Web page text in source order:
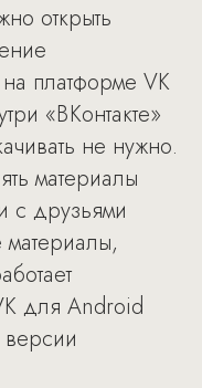
открыть
платформе VK
«ВКонтакте»
не нужно.
материалы
с друзьями
материалы,
для Android